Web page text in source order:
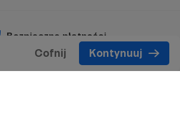
Cofnij Kontynuuj
Bezpieczne płatności